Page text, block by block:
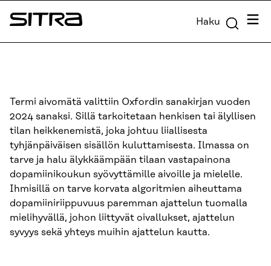
Siirry
suoraan
Sitra Haku
Termi aivomätä valittiin Oxfordin sanakirjan vuoden
2024 sanaksi. Sillä tarkoitetaan henkisen tai älyllisen
tilan heikkenemistä, joka johtuu liiallisesta
tyhjänpäiväisen sisällön kuluttamisesta. Ilmassa on
tarve ja halu älykkäämpään tilaan vastapainona
dopamiinikoukun syövyttämille aivoille ja mielelle.
Ihmisillä on tarve korvata algoritmien aiheuttama
dopamiiniriippuvuus paremman ajattelun tuomalla
mielihyvällä, johon liittyvät oivallukset, ajattelun
syvyys sekä yhteys muihin ajattelun kautta.